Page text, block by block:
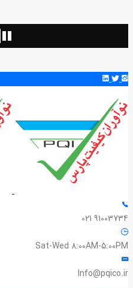
91003734 021
Sat-Wed 8:00AM-5:00PM
Info@pqico.ir